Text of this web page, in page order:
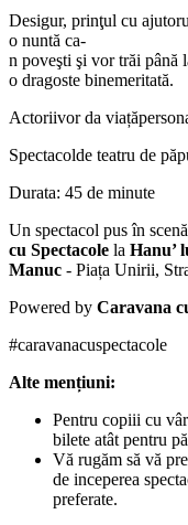
Desigur, prinţul cu
o nuntă ca-
n poveşti şi vortrăi până
o dragoste binemeritată.
Actoriivorda viață
Spectacolde teatru de
Durata: 45 de minute
Un spectacol pus în
cu Spectacole la Hanu’
Manuc - Piața Unirii,
Powered by Caravana
#caravanacuspectacole
Alte mențiuni:
Pentru copiii cu
bilete atât pentru
Vă rugăm să vă
de inceperea
preferate.